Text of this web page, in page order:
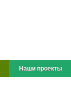
Наши проекты